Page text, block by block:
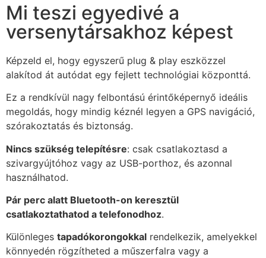
Mi teszi egyedivé a
versenytársakhoz képest
Képzeld el, hogy egyszerű plug & play eszközzel
alakítod át autódat egy fejlett technológiai központtá.
Ez a rendkívül nagy felbontású érintőképernyő ideális
megoldás, hogy mindig kéznél legyen a GPS navigáció,
szórakoztatás és biztonság.
Nincs szükség telepítésre: csak csatlakoztasd a
szivargyújtóhoz vagy az USB-porthoz, és azonnal
használhatod.
Pár perc alatt Bluetooth-on keresztül
csatlakoztathatod a telefonodhoz.
Különleges tapadókorongokkal rendelkezik, amelyekkel
könnyedén rögzítheted a műszerfalra vagy a